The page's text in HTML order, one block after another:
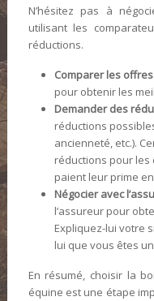
N’hésitez pas à
utilisant les
réductions.
Comparer les offres
pour obtenir les
Demander des
réductions
ancienneté, etc.).
réductions pour les
paient leur prime
Négocier avec
l’assureur pour
Expliquez-lui votre
lui que vous êtes
En résumé, choisir la
équine est une étape